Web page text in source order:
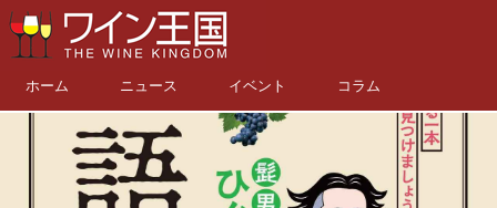
ホーム ニュース イベント コラム